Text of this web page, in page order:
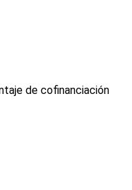
de cofinanciación